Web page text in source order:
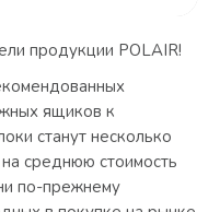
продукции POLAIR!
ящиков к
станут несколько
среднюю стоимость
по-прежнему